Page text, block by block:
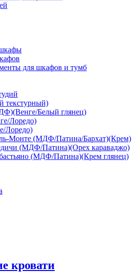
для шкафов и тумб
текстурный)
Белый глянец)
Лоредо)
Лоредо)
Монте (МДФ/Патина/Бархат)(Крем)
(МДФ/Патина)(Орех караваджо)
(МДФ/Патина)(Крем глянец)
кровати